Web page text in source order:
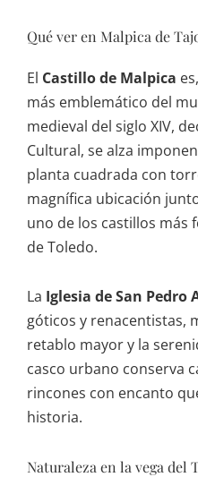
Qué ver en Malpica de
El Castillo de Malpica
más emblemático del
medieval del siglo XIV,
Cultural, se alza
planta cuadrada con
magnífica ubicación
uno de los castillos más
de Toledo.
La Iglesia de San Pedro
góticos y renacentistas,
retablo mayor y la
casco urbano conserva
rincones con encanto
historia.
Naturaleza en la vega del